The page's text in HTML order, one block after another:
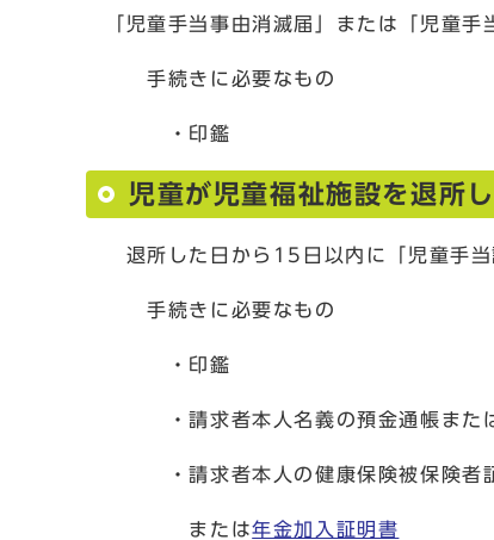
「児童手当事由消滅届」または「児童
手続きに必要なもの
・印鑑
児童が児童福祉施設を退所
退所した日から15日以内に「児童手当
手続きに必要なもの
・印鑑
・請求者本人名義の預金通帳または
・請求者本人の健康保険被保険者証
または年金加入証明書